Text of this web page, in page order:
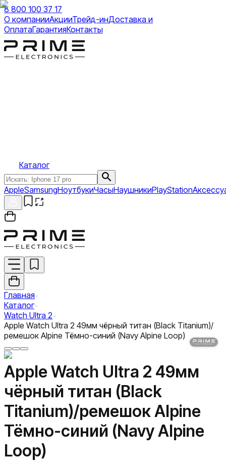
8 800 100 37 17
О компанииАкцииТрейд-инДоставка и
ОплатаГарантияКонтакты
Каталог
AppleSamsungНоутбукиЧасыНаушникиPlayStation
Главная
Каталог
Watch Ultra 2
Apple Watch Ultra 2 49мм чёрный титан (Black Titanium)/
ремешок Alpine Тёмно-синий (Navy Alpine Loop)
Apple Watch Ultra 2 49мм
чёрный титан (Black
Titanium)/ремешок Alpine
Тёмно-синий (Navy Alpine
Loop)